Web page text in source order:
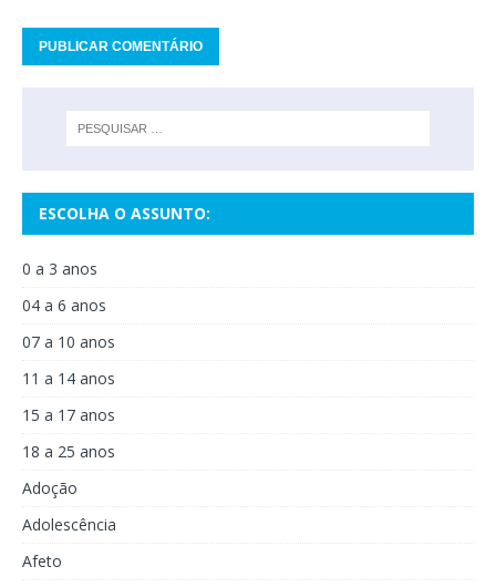
ESCOLHA O ASSUNTO:
0 a 3 anos
04 a 6 anos
07 a 10 anos
11 a 14 anos
15 a 17 anos
18 a 25 anos
Adoção
Adolescência
Afeto